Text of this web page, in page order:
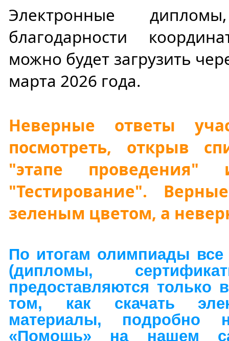
Электронные
благодарности
можно будет загрузить
марта 2026 года.
Неверные ответы
посмотреть, открыв
"этапе
"Тестирование".
зеленым цветом, а
По итогам олимпиады
(дипломы,
предоставляются только
том, как скачать
материалы, подробно
«Помощь» на нашем